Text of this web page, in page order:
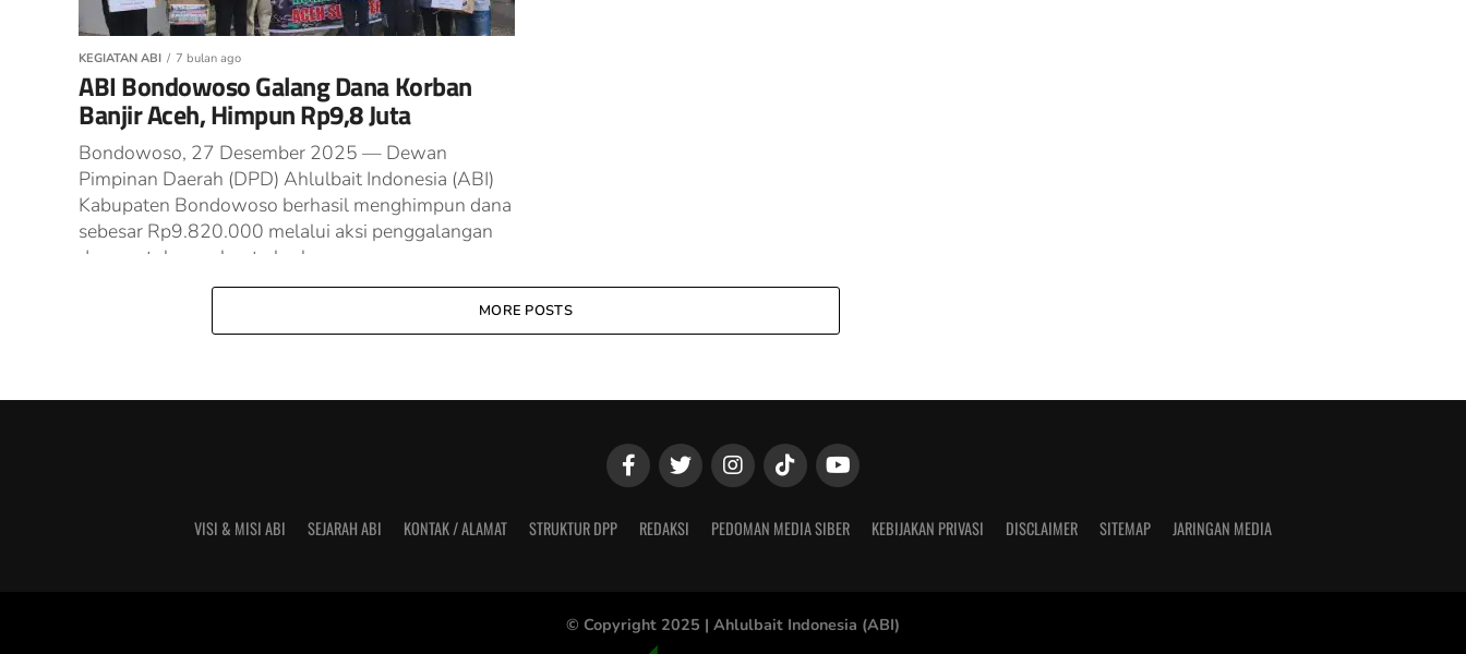
KEGIATAN ABI 7 bulan ago
ABI Bondowoso Galang Dana Korban
Banjir Aceh, Himpun Rp9,8 Juta
Bondowoso, 27 Desember 2025 — Dewan
Pimpinan Daerah (DPD) Ahlulbait Indonesia (ABI)
Kabupaten Bondowoso berhasil menghimpun dana
sebesar Rp9.820.000 melalui aksi penggalangan
dana untuk membantu korban...
MORE POSTS
VISI & MISI ABI SEJARAH ABI KONTAK / ALAMAT STRUKTUR DPP REDAKSI PEDOMAN MEDIA SIBER KEBIJAKAN PRIVASI DISCLAIMER SITEMAP JARINGAN MEDIA
© Copyright 2025 | Ahlulbait Indonesia (ABI)